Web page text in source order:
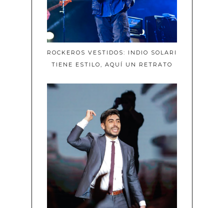
ROCKEROS VESTIDOS: INDIO SOLARI
TIENE ESTILO, AQUÍ UN RETRATO